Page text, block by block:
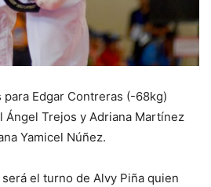
Edgar Contreras (-68kg)
Ángel Trejos y Adriana Martínez
Yamicel Núñez.
el turno de Alvy Piña quien